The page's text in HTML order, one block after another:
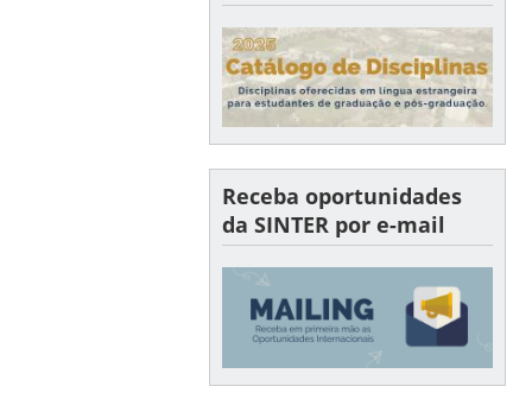
Receba oportunidades
da SINTER por e-mail